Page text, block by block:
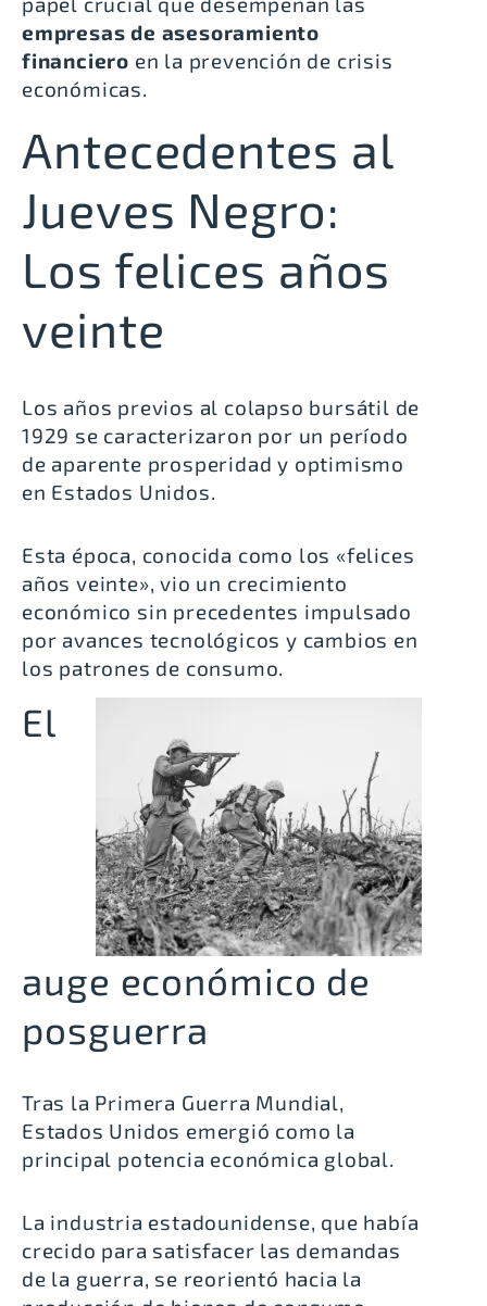
empresas de asesoramiento
financiero en la prevención de crisis
económicas.
Antecedentes al
Jueves Negro:
Los felices años
veinte
Los años previos al colapso bursátil de
1929 se caracterizaron por un período
de aparente prosperidad y optimismo
en Estados Unidos.
Esta época, conocida como los «felices
años veinte», vio un crecimiento
económico sin precedentes impulsado
por avances tecnológicos y cambios en
los patrones de consumo.
El
auge económico de
posguerra
Tras la Primera Guerra Mundial,
Estados Unidos emergió como la
principal potencia económica global.
La industria estadounidense, que había
crecido para satisfacer las demandas
de la guerra, se reorientó hacia la